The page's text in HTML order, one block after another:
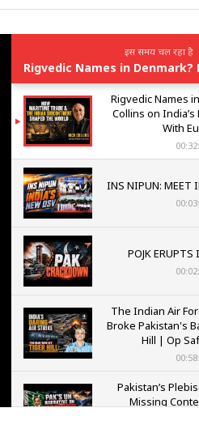
इस समय चल रहा है
Rigvedic Names
Collins on
With
INS NIPUN: MEET
POJK
The Indian Air
Broke Pakistan's
Hill | Op
Pakistan’s
Missing